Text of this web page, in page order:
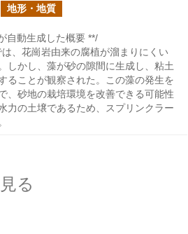
地形・地質
自動生成した概要 **/
、花崗岩由来の腐植が溜まりにくい
しかし、藻が砂の隙間に生成し、粘土
ることが観察された。この藻の発生を
、砂地の栽培環境を改善できる可能性
力の土壌であるため、スプリンクラー
る